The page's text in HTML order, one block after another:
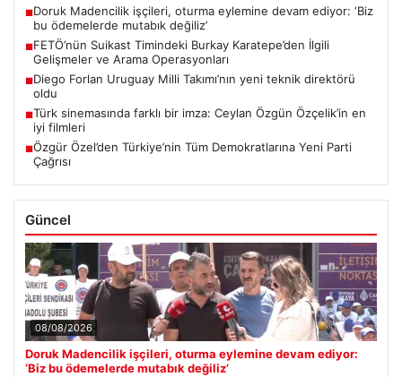
■Doruk Madencilik işçileri, oturma eylemine devam ediyor: ‘Biz
bu ödemelerde mutabık değiliz’
■FETÖ’nün Suikast Timindeki Burkay Karatepe’den İlgili
Gelişmeler ve Arama Operasyonları
■Diego Forlan Uruguay Milli Takımı’nın yeni teknik direktörü
oldu
■Türk sinemasında farklı bir imza: Ceylan Özgün Özçelik’in en
iyi filmleri
■Özgür Özel’den Türkiye’nin Tüm Demokratlarına Yeni Parti
Çağrısı
Güncel
08/08/2026
Doruk Madencilik işçileri, oturma eylemine devam ediyor:
‘Biz bu ödemelerde mutabık değiliz’